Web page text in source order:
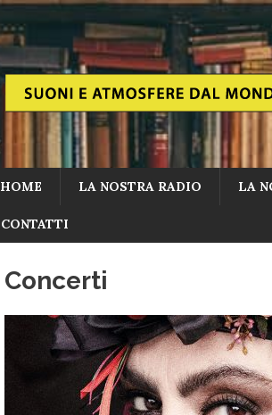
HOME LA NOSTRA RADIO LA
CONTATTI
Concerti